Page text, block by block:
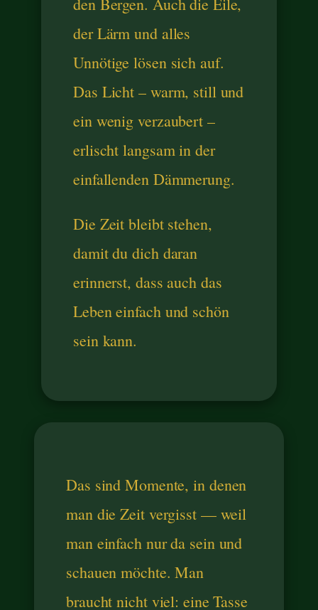
der Lärm und alles
Unnötige lösen sich auf.
Das Licht – warm, still und
ein wenig verzaubert –
erlischt langsam in der
einfallenden Dämmerung.
Die Zeit bleibt stehen,
damit du dich daran
erinnerst, dass auch das
Leben einfach und schön
sein kann.
Das sind Momente, in denen
man die Zeit vergisst — weil
man einfach nur da sein und
schauen möchte. Man
braucht nicht viel: eine Tasse